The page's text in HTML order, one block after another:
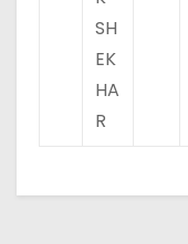
SH
EK
HA
R